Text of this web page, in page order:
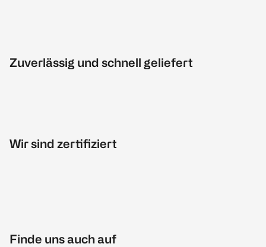
Zuverlässig und schnell geliefert
Wir sind zertifiziert
Finde uns auch auf